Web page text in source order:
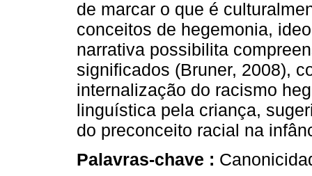
de marcar o que é
conceitos de hegemonia,
narrativa possibilita
significados (Bruner, 2008),
internalização do racismo
linguística pela criança,
do preconceito racial na
Palavras-chave :